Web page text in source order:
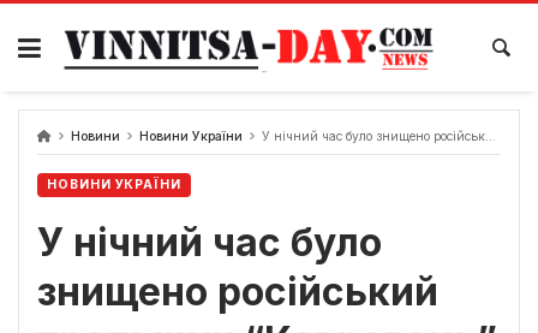
Skip
content
Новини Новини України У нічний час було знищено російський тральщик “Ковровець”
НОВИНИ УКРАЇНИ
У нічний час було
знищено російський